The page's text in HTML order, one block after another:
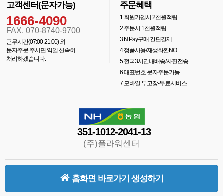
고객센터(문자가능)
1666-4090
FAX. 070-8740-9700
근무시간(07:00-21:00) 외
문자주문 주시면 익일 신속히
처리하겠습니다.
주문혜택
1회원가입시 2천원적립
2주문시 1천원적립
3N Pay구매 간편결제
4정품사용/재생화환NO
5전국3시간내배송/사진전송
6대표번호 문자주문가능
7모바일 부고장-무료서비스
351-1012-2041-13
(주)플라워센터
홈화면 바로가기 생성하기